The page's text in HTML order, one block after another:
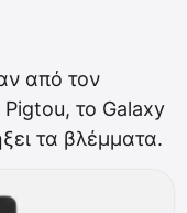
από τον
το Galaxy
τα βλέμματα.